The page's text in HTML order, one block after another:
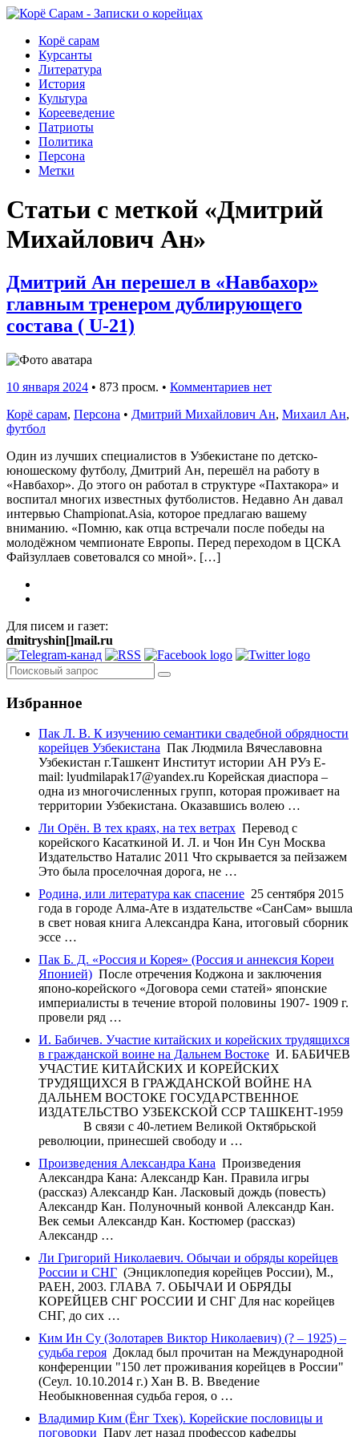
Корё сарам
Курсанты
Литература
История
Культура
Корееведение
Патриоты
Политика
Персона
Метки
Статьи с меткой «Дмитрий
Михайлович Ан»
Дмитрий Ан перешел в «Навбахор»
главным тренером дублирующего
состава ( U-21)
10 января 2024 • 873 просм. • Комментариев нет
Корё сарам, Персона • Дмитрий Михайлович Ан, Михаил Ан,
футбол
Один из лучших специалистов в Узбекистане по детско-
юношескому футболу, Дмитрий Ан, перешёл на работу в
«Навбахор». До этого он работал в структуре «Пахтакора» и
воспитал многих известных футболистов. Недавно Ан давал
интервью Championat.Asia, которое предлагаю вашему
вниманию. «Помню, как отца встречали после победы на
молодёжном чемпионате Европы. Перед переходом в ЦСКА
Файзуллаев советовался со мной». […]
Для писем и газет:
dmitryshin[]mail.ru
Избранное
Пак Л. В. К изучению семантики свадебной обрядности
корейцев Узбекистана Пак Людмила Вячеславовна
Узбекистан г.Ташкент Институт истории АН РУз E-
mail: lyudmilapak17@yandex.ru Корейская диаспора –
одна из многочисленных групп, которая проживает на
территории Узбекистана. Оказавшись волею …
Ли Орён. В тех краях, на тех ветрах Перевод с
корейского Касаткиной И. Л. и Чон Ин Сун Москва
Издательство Наталис 2011 Что скрывается за пейзажем
Это была проселочная дорога, не …
Родина, или литература как спасение 25 сентября 2015
года в городе Алма-Ате в издательстве «СанСам» вышла
в свет новая книга Александра Кана, итоговый сборник
эссе …
Пак Б. Д. «Россия и Корея» (Россия и аннексия Кореи
Японией) После отречения Коджона и заключения
японо-корейского «Договора семи статей» японские
империалисты в течение второй половины 1907- 1909 г.
провели ряд …
И. Бабичев. Участие китайских и корейских трудящихся
в гражданской воине на Дальнем Востоке И. БАБИЧЕВ
УЧАСТИЕ КИТАЙСКИХ И КОРЕЙСКИХ
ТРУДЯЩИХСЯ В ГРАЖДАНСКОЙ ВОЙНЕ НА
ДАЛЬНЕМ ВОСТОКЕ ГОСУДАРСТВЕННОЕ
ИЗДАТЕЛЬСТВО УЗБЕКСКОЙ ССР ТАШКЕНТ-1959
В связи с 40-летием Великой Октябрьской
револю­ции, принесшей свободу и …
Произведения Александра Кана Произведения
Александра Кана: Александр Кан. Правила игры
(рассказ) Александр Кан. Ласковый дождь (повесть)
Александр Кан. Полуночный конвой Александр Кан.
Век семьи Александр Кан. Костюмер (рассказ)
Александр …
Ли Григорий Николаевич. Обычаи и обряды корейцев
России и СНГ (Энциклопедия корейцев России), М.,
РАЕН, 2003. ГЛАВА 7. ОБЫЧАИ И ОБРЯДЫ
КОРЕЙЦЕВ СНГ РОССИИ И СНГ Для нас корейцев
СНГ, до сих …
Ким Ин Су (Золотарев Виктор Николаевич) (? – 1925) –
судьба героя Доклад был прочитан на Международной
конференции "150 лет проживания корейцев в России"
(Сеул. 10.10.2014 г.) Хан В. В. Введение
Необыкновенная судьба героя, о …
Владимир Ким (Ёнг Тхек). Корейские пословицы и
поговорки Пару лет назад профессор кафедры